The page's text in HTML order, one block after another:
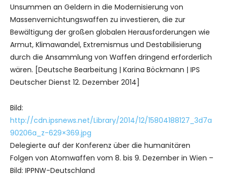
Unsummen an Geldern in die Modernisierung von
Massenvernichtungswaffen zu investieren, die zur
Bewältigung der großen globalen Herausforderungen wie
Armut, Klimawandel, Extremismus und Destabilisierung
durch die Ansammlung von Waffen dringend erforderlich
wären. [Deutsche Bearbeitung | Karina Böckmann | IPS
Deutscher Dienst 12. Dezember 2014]
Bild:
http://cdn.ipsnews.net/Library/2014/12/15804188127_3d7a
90206a_z-629×369.jpg
Delegierte auf der Konferenz über die humanitären
Folgen von Atomwaffen vom 8. bis 9. Dezember in Wien –
Bild: IPPNW-Deutschland